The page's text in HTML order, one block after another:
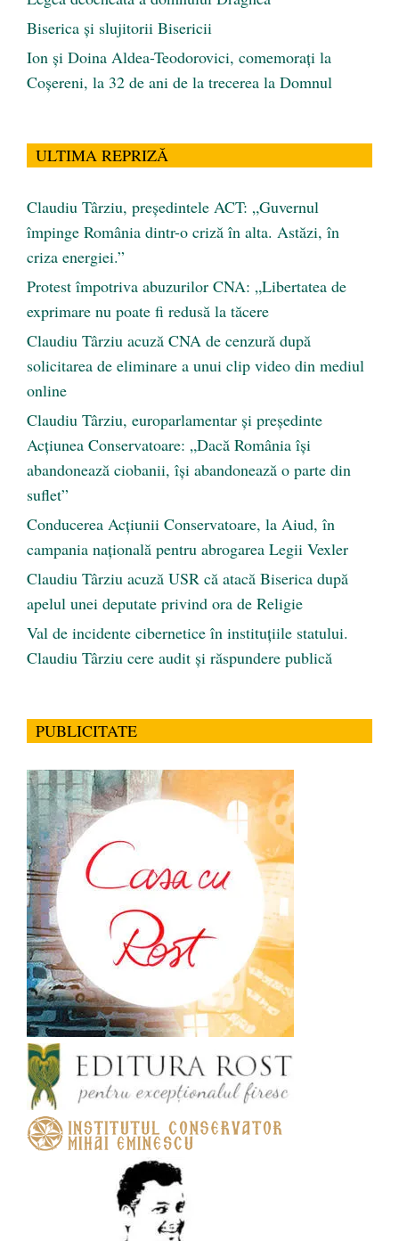
Biserica și slujitorii Bisericii
Ion și Doina Aldea-Teodorovici, comemorați la
Coșereni, la 32 de ani de la trecerea la Domnul
ULTIMA REPRIZĂ
Claudiu Târziu, președintele ACT: „Guvernul
împinge România dintr-o criză în alta. Astăzi, în
criza energiei.”
Protest împotriva abuzurilor CNA: „Libertatea de
exprimare nu poate fi redusă la tăcere
Claudiu Târziu acuză CNA de cenzură după
solicitarea de eliminare a unui clip video din mediul
online
Claudiu Târziu, europarlamentar și președinte
Acțiunea Conservatoare: „Dacă România își
abandonează ciobanii, își abandonează o parte din
suflet”
Conducerea Acțiunii Conservatoare, la Aiud, în
campania națională pentru abrogarea Legii Vexler
Claudiu Târziu acuză USR că atacă Biserica după
apelul unei deputate privind ora de Religie
Val de incidente cibernetice în instituțiile statului.
Claudiu Târziu cere audit și răspundere publică
PUBLICITATE